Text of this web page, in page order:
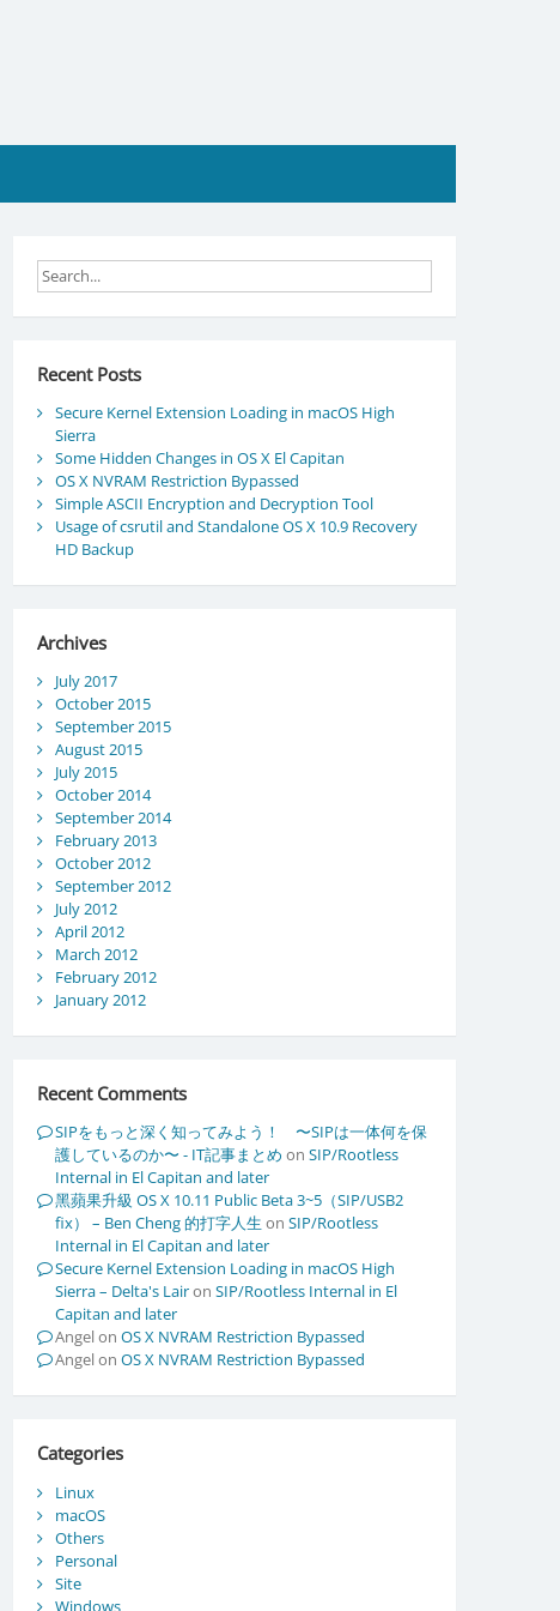
Recent Posts
Secure Kernel Extension Loading in macOS High
Sierra
Some Hidden Changes in OS X El Capitan
OS X NVRAM Restriction Bypassed
Simple ASCII Encryption and Decryption Tool
Usage of csrutil and Standalone OS X 10.9 Recovery
HD Backup
Archives
July 2017
October 2015
September 2015
August 2015
July 2015
October 2014
September 2014
February 2013
October 2012
September 2012
July 2012
April 2012
March 2012
February 2012
January 2012
Recent Comments
SIPをもっと深く知ってみよう！ 〜SIPは一体何を保
護しているのか〜 - IT記事まとめ on SIP/Rootless
Internal in El Capitan and later
黑蘋果升級 OS X 10.11 Public Beta 3~5（SIP/USB2
fix） – Ben Cheng 的打字人生 on SIP/Rootless
Internal in El Capitan and later
Secure Kernel Extension Loading in macOS High
Sierra – Delta's Lairon SIP/Rootless Internal in El
Capitan and later
Angelon OS X NVRAM Restriction Bypassed
Angelon OS X NVRAM Restriction Bypassed
Categories
Linux
macOS
Others
Personal
Site
Windows